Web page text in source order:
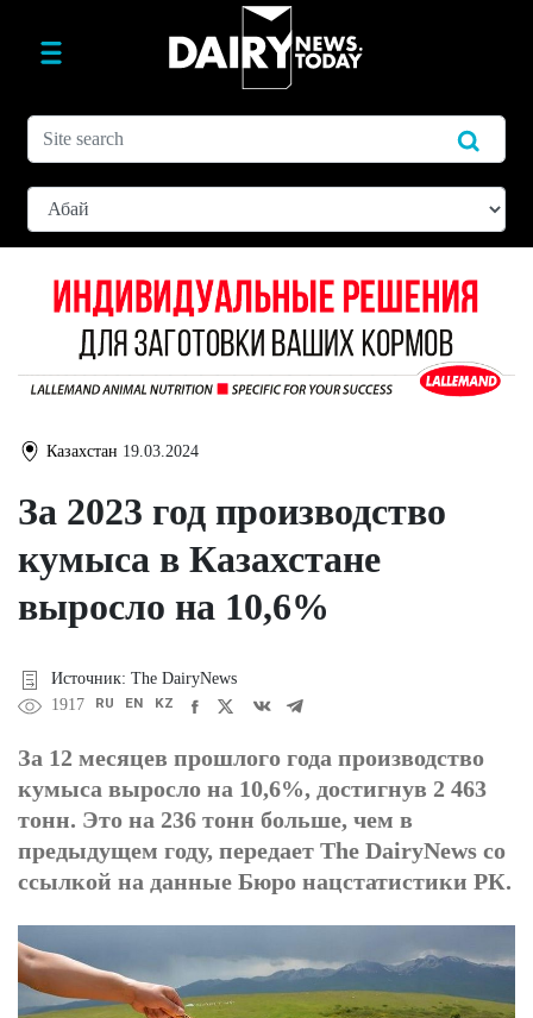
Казахстан 19.03.2024
За 2023 год производство
кумыса в Казахстане
выросло на 10,6%
Источник: The DairyNews
1917
RU EN KZ
За 12 месяцев прошлого года производство
кумыса выросло на 10,6%, достигнув 2 463
тонн. Это на 236 тонн больше, чем в
предыдущем году, передает The DairyNews со
ссылкой на данные Бюро нацстатистики РК.